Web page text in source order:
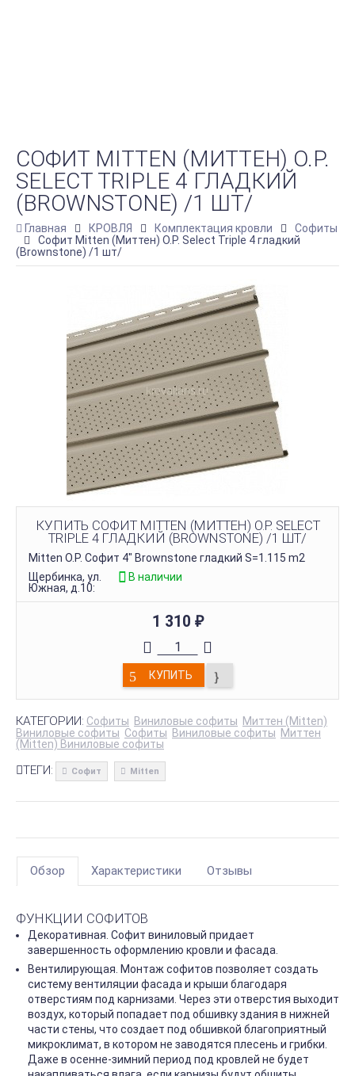
СОФИТ MITTEN (МИТТЕН) O.P.
SELECT TRIPLE 4 ГЛАДКИЙ
(BROWNSTONE) /1 ШТ/
Главная КРОВЛЯ Комплектация кровли
Софиты
Софит Mitten (Миттен) O.P. Select Triple 4 гладкий
(Brownstone) /1 шт/
КУПИТЬ СОФИТ MITTEN (МИТТЕН) O.P. SELECT
TRIPLE 4 ГЛАДКИЙ (BROWNSTONE) /1 ШТ/
Mitten O.P. Софит 4" Brownstone гладкий S=1.115 m2
Щербинка, ул.
Южная, д.10:
В наличии
1 310 ₽
КУПИТЬ
КАТЕГОРИИ: Софиты Виниловые софиты Миттен (Mitten)
Виниловые софиты Софиты Виниловые софиты Миттен
(Mitten) Виниловые софиты
ТЕГИ: Софит Mitten
Обзор Характеристики Отзывы
ФУНКЦИИ СОФИТОВ
Декоративная. Софит виниловый придает
завершенность оформлению кровли и фасада.
Вентилирующая. Монтаж софитов позволяет создать
систему вентиляции фасада и крыши благодаря
отверстиям под карнизами. Через эти отверстия выходит
воздух, который попадает под обшивку здания в нижней
части стены, что создает под обшивкой благоприятный
микроклимат, в котором не заводятся плесень и грибки.
Даже в осенне-зимний период под кровлей не будет